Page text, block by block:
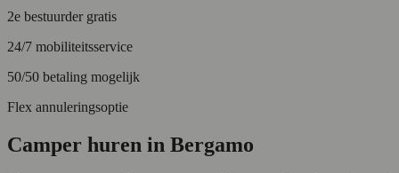
2e bestuurder gratis
24/7 mobiliteitsservice
50/50 betaling mogelijk
Flex annuleringsoptie
Camper huren in Bergamo